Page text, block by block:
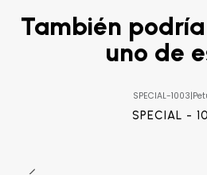
También
uno de
SPECIAL-1003|
SPECIAL -